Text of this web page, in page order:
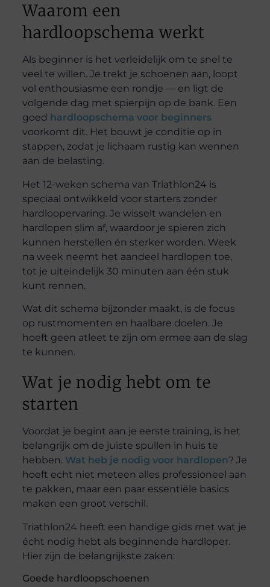
Waarom een
hardloopschema werkt
Als beginner is het verleidelijk om te snel te
veel te willen. Je trekt je schoenen aan, loopt
vol enthousiasme een rondje — en ligt de
volgende dag met spierpijn op de bank. Een
goed hardloopschema voor beginners
voorkomt dit. Het bouwt je conditie op in
stappen, zodat je lichaam rustig kan wennen
aan de belasting.
Het 12-weken schema van Triathlon24 is
speciaal ontwikkeld voor starters zonder
hardloopervaring. Je wisselt wandelen en
hardlopen slim af, waardoor je spieren zich
kunnen herstellen én sterker worden. Week
na week neemt het aandeel hardlopen toe,
tot je uiteindelijk 30 minuten aan één stuk
kunt rennen.
Wat dit schema bijzonder maakt, is de focus
op rustmomenten en haalbare doelen. Je
hoeft geen atleet te zijn om ermee aan de slag
te kunnen.
Wat je nodig hebt om te
starten
Voordat je begint aan je eerste training, is het
belangrijk om de juiste spullen in huis te
hebben. Wat heb je nodig voor hardlopen? Je
hoeft echt niet meteen alles professioneel aan
te pakken, maar een paar essentiële basics
maken een groot verschil.
Triathlon24 heeft een handige gids met wat je
écht nodig hebt als beginnende hardloper.
Hier zijn de belangrijkste zaken:
Goede hardloopschoenen